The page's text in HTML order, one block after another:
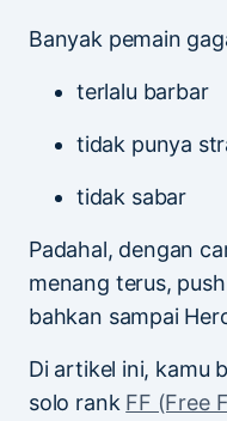
Banyak pemain
terlalu barbar
tidak punya
tidak sabar
Padahal, dengan
menang terus,
bahkan sampai
Di artikel ini, kamu
solo rank FF (Free